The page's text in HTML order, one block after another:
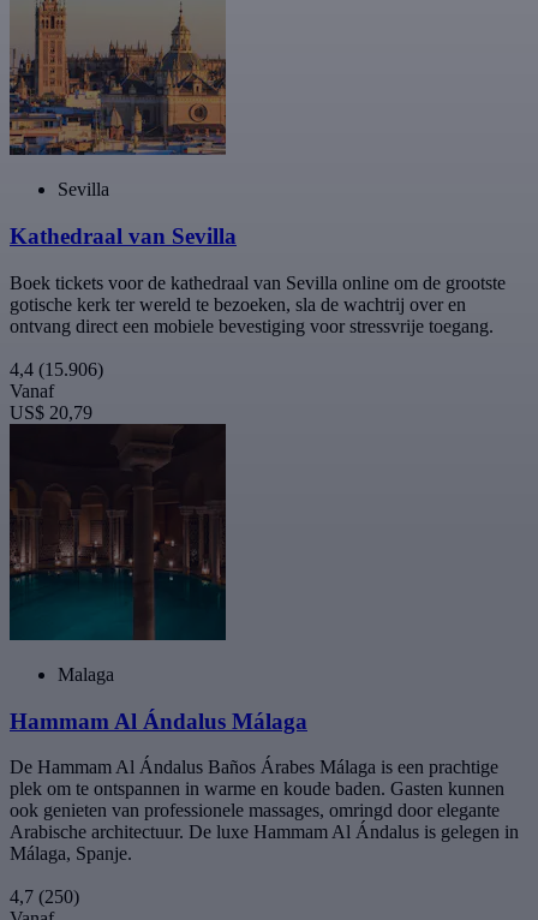
Sevilla
Kathedraal van Sevilla
Boek tickets voor de kathedraal van Sevilla online om de grootste
gotische kerk ter wereld te bezoeken, sla de wachtrij over en
ontvang direct een mobiele bevestiging voor stressvrije toegang.
4,4 (15.906)
Vanaf
US$ 20,79
Malaga
Hammam Al Ándalus Málaga
De Hammam Al Ándalus Baños Árabes Málaga is een prachtige
plek om te ontspannen in warme en koude baden. Gasten kunnen
ook genieten van professionele massages, omringd door elegante
Arabische architectuur. De luxe Hammam Al Ándalus is gelegen in
Málaga, Spanje.
4,7 (250)